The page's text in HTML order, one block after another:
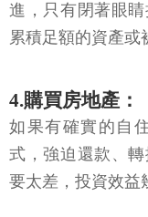
進，只有閉著眼
累積足額的資產或
4.購買房地產：
如果有確實的自
式，強迫還款、
要太差，投資效益